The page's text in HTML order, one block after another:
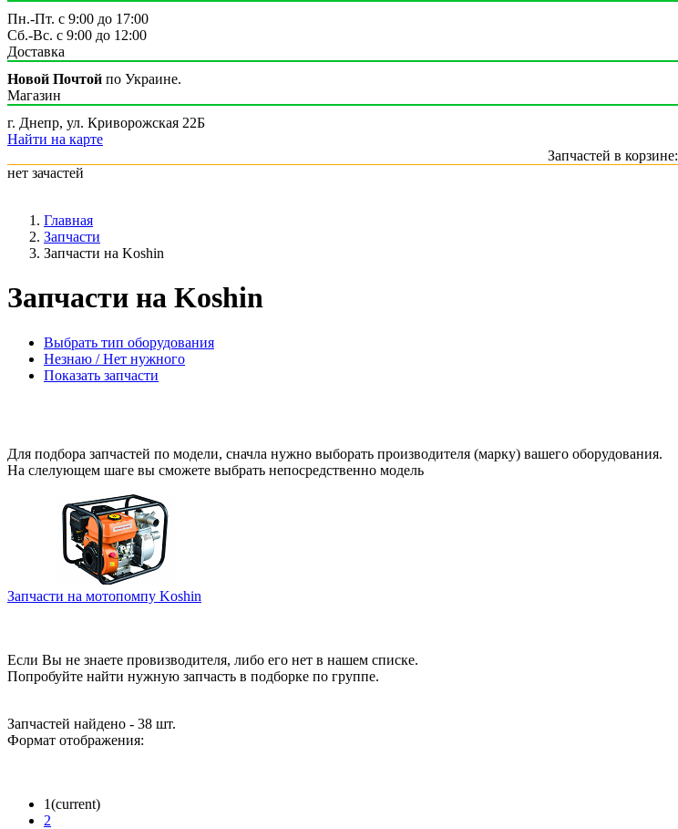
Пн.-Пт. с 9:00 до 17:00
Сб.-Вс. с 9:00 до 12:00
Доставка
Новой Почтой по Украине.
Магазин
г. Днепр, ул. Криворожская 22Б
Найти на карте
Запчастей в корзине:
нет зачастей
Главная
Запчасти
Запчасти на Koshin
Запчасти на Koshin
Выбрать тип оборудования
Незнаю / Нет нужного
Показать запчасти
Для подбора запчастей по модели, сначла нужно выборать производителя (марку) вашего оборудования.
На слелующем шаге вы сможете выбрать непосредственно модель
Запчасти на мотопомпу Koshin
Если Вы не знаете провизводителя, либо его нет в нашем списке.
Попробуйте найти нужную запчасть в подборке по группе.
Запчастей найдено - 38 шт.
Формат отображения:
1(current)
2